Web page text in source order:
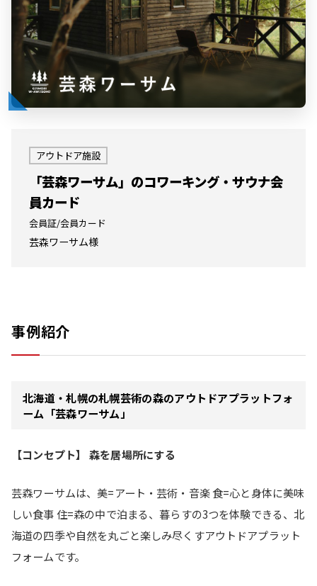
アウトドア施設
「芸森ワーサム」のコワーキング・サウナ会
員カード
会員証/会員カード
芸森ワーサム様
事例紹介
北海道・札幌の札幌芸術の森のアウトドアプラットフォ
ーム「芸森ワーサム」
【コンセプト】 森を居場所にする
芸森ワーサムは、美=アート・芸術・音楽 食=心と身体に美味
しい食事 住=森の中で泊まる、暮らすの3つを体験できる、北
海道の四季や自然を丸ごと楽しみ尽くすアウトドアプラット
フォームです。